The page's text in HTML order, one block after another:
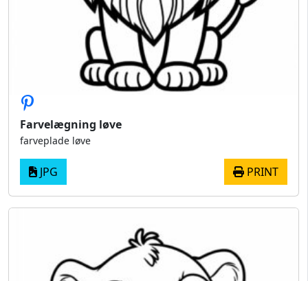
Farvelægning løve
farveplade løve
JPG PRINT